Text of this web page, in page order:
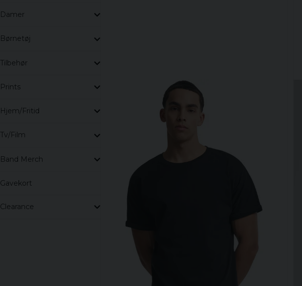
Damer
Børnetøj
Tilbehør
Prints
Hjem/Fritid
Tv/Film
Band Merch
Gavekort
Clearance